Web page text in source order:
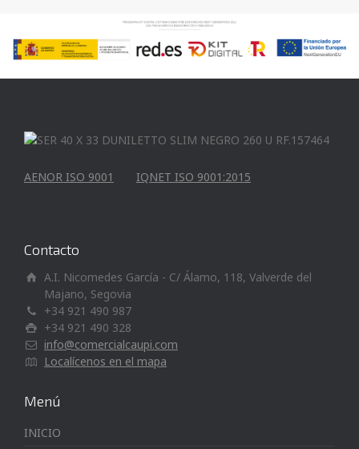
AENOR ISO 9001 IQNET ISO 9001:2015
Contacto
A.I. Nicomedes García - C/ Álamo, 118, Valverde del
Majano, Segovia
+34 921 490 987
+34 921 490 328
info@comercialcaupi.com
Localícenos en el mapa
Menú
INICIO